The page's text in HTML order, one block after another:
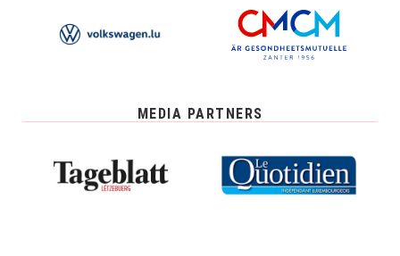
MEDIA PARTNERS